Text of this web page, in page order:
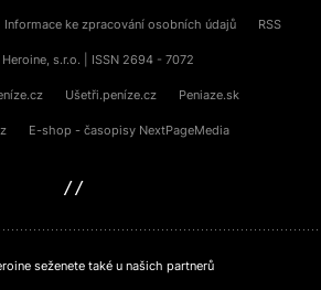
Informace ke zpracování osobních údajů RSS
s.r.o. | ISSN 2694 - 7072
Ušetři.peníze.cz Peniaze.sk
E-shop - časopisy NextPageMedia
seženete také u našich partnerů